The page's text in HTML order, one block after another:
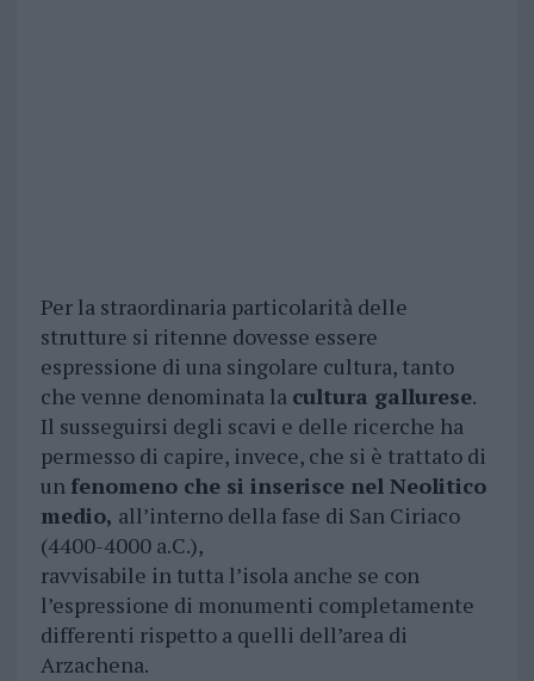
Per la straordinaria particolarità delle
strutture si ritenne dovesse essere
espressione di una singolare cultura, tanto
che venne denominata la cultura gallurese.
Il susseguirsi degli scavi e delle ricerche ha
permesso di capire, invece, che si è trattato di
un fenomeno che si inserisce nel Neolitico
medio, all’interno della fase di San Ciriaco
(4400-4000 a.C.),
ravvisabile in tutta l’isola anche se con
l’espressione di monumenti completamente
differenti rispetto a quelli dell’area di
Arzachena.